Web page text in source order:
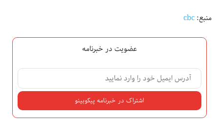
منبع:cbc
عضویت در خبرنامه